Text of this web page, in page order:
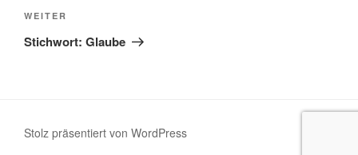
Nächster
Beitrag
WEITER
Stichwort: Glaube
Stolz präsentiert von WordPress